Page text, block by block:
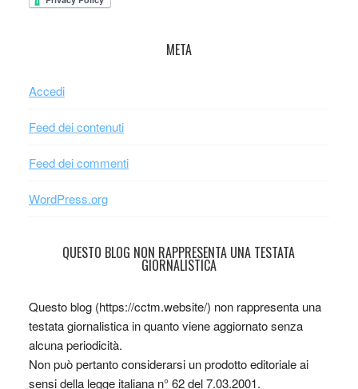
META
Accedi
Feed dei contenuti
Feed dei commenti
WordPress.org
QUESTO BLOG NON RAPPRESENTA UNA TESTATA
GIORNALISTICA
Questo blog (https://cctm.website/) non rappresenta una
testata giornalistica in quanto viene aggiornato senza
alcuna periodicità.
Non può pertanto considerarsi un prodotto editoriale ai
sensi della legge italiana n° 62 del 7.03.2001.